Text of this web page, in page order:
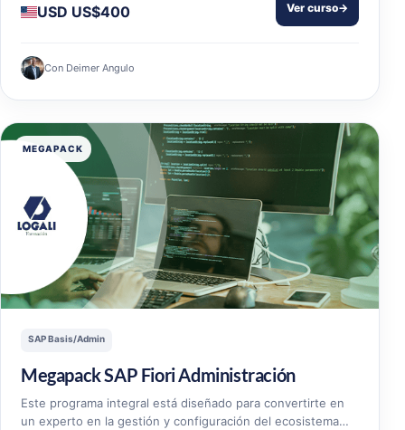
USD US$400 Ver curso→
Con Deimer Angulo
MEGAPACK
SAP Basis/Admin
Megapack SAP Fiori Administración
Este programa integral está diseñado para convertirte en
un experto en la gestión y configuración del ecosistema…